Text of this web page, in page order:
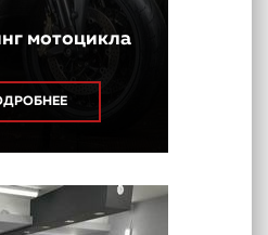
мотоцикла